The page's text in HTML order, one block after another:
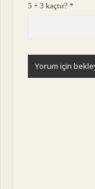
5 + 3 kaçtır?*